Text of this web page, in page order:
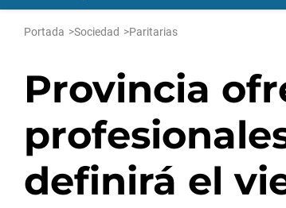
Portada >Sociedad >Paritarias
Provincia
definirá el